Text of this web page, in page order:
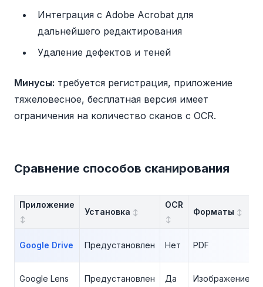
Интеграция с Adobe Acrobat для
дальнейшего редактирования
Удаление дефектов и теней
Минусы: требуется регистрация, приложение
тяжеловесное, бесплатная версия имеет
ограничения на количество сканов с OCR.
Сравнение способов сканирования
Приложение
Установка
OCR
Форматы
Google Drive Предустановлен Нет PDF
Google Lens Предустановлен Да Изображение